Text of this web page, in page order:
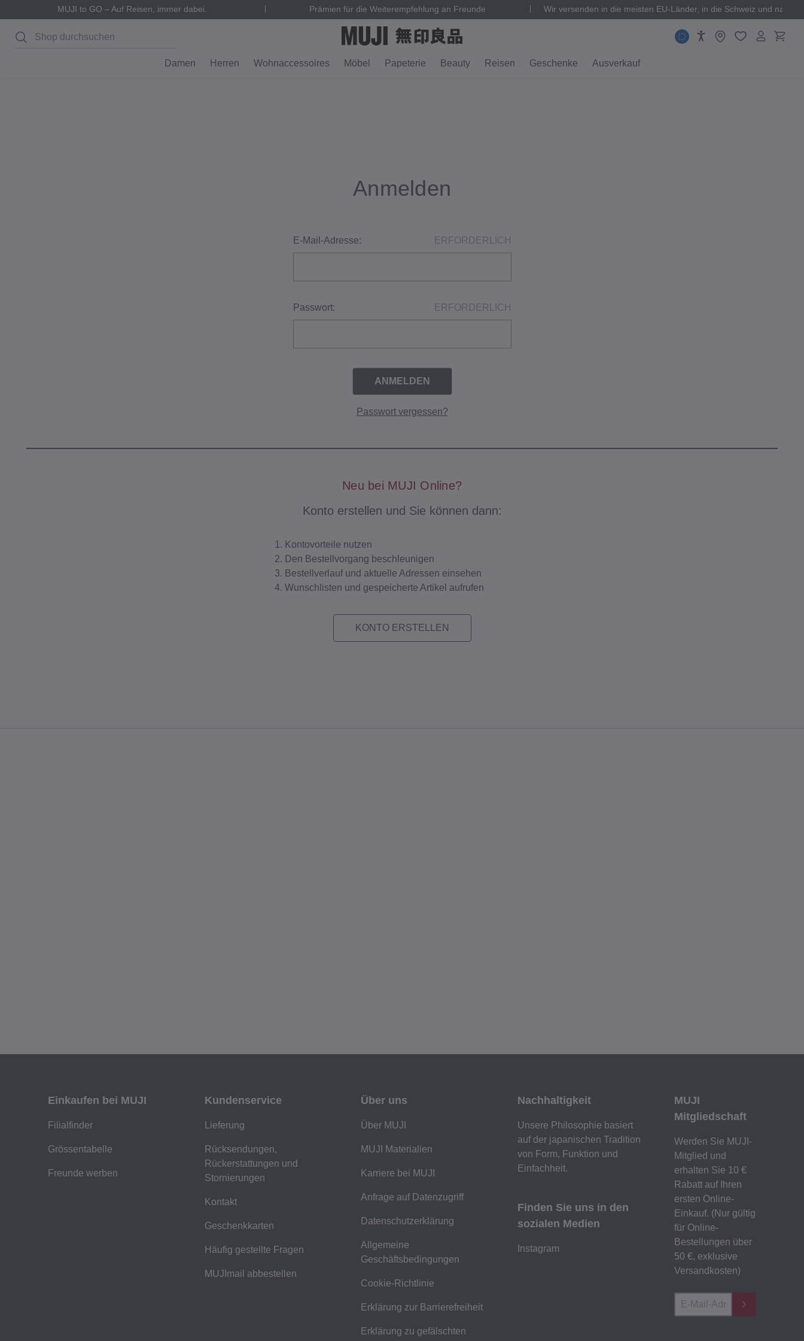
MUJI to GO – Auf Reisen, immer dabei. Prämien für die Weiterempfehlung an Freunde Wir versenden in die meisten EU-Länder, in die Schweiz und nach
Suchen
Damen Herren Wohnaccessoires Möbel Papeterie Beauty Reisen Geschenke Ausverkauf
Anmelden
E-Mail-Adresse: ERFORDERLICH
Passwort: ERFORDERLICH
Passwort vergessen?
Neu bei MUJI Online?
Konto erstellen und Sie können dann:
Kontovorteile nutzen
Den Bestellvorgang beschleunigen
Bestellverlauf und aktuelle Adressen einsehen
Wunschlisten und gespeicherte Artikel aufrufen
KONTO ERSTELLEN
Einkaufen bei MUJI
Filialfinder
Grössentabelle
Freunde werben
Kundenservice
Lieferung
Rücksendungen,
Rückerstattungen und
Stornierungen
Kontakt
Geschenkkarten
Häufig gestellte Fragen
MUJImail abbestellen
Über uns
Über MUJI
MUJI Materialien
Karriere bei MUJI
Anfrage auf Datenzugriff
Datenschutzerklärung
Allgemeine
Geschäftsbedingungen
Cookie-Richtlinie
Erklärung zur Barrierefreiheit
Erklärung zu gefälschten
Nachhaltigkeit
Unsere Philosophie basiert
auf der japanischen Tradition
von Form, Funktion und
Einfachheit.
Finden Sie uns in den
sozialen Medien
Instagram
MUJI
Mitgliedschaft
Werden Sie MUJI-
Mitglied und
erhalten Sie 10 €
Rabatt auf Ihren
ersten Online-
Einkauf. (Nur gültig
für Online-
Bestellungen über
50 €, exklusive
Versandkosten)